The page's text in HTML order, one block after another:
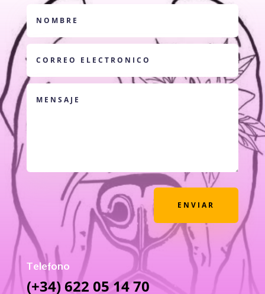
ENVIAR
Telefono
(+34) 622 05 14 70